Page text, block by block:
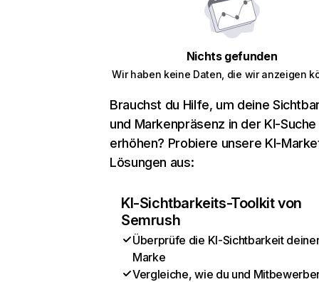
Nichts gefunden
Wir haben keine Daten, die wir anzeigen
Brauchst du Hilfe, um deine
und Markenpräsenz in der KI-Suche
erhöhen? Probiere unsere KI-
Lösungen aus:
KI-Sichtbarkeits-Toolkit von
Semrush
Überprüfe die KI-Sichtbarkeit
Marke
Vergleiche, wie du und